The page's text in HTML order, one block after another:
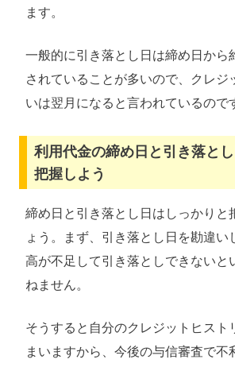
ます。
一般的に引き落とし日は締め日から
されていることが多いので、クレジ
いは翌月になると言われているので
利用代金の締め日と引き落と
把握しよう
締め日と引き落とし日はしっかりと
ょう。まず、引き落とし日を勘違い
高が不足して引き落としできないと
ねません。
そうすると自分のクレジットヒスト
まいますから、今後の与信審査で不